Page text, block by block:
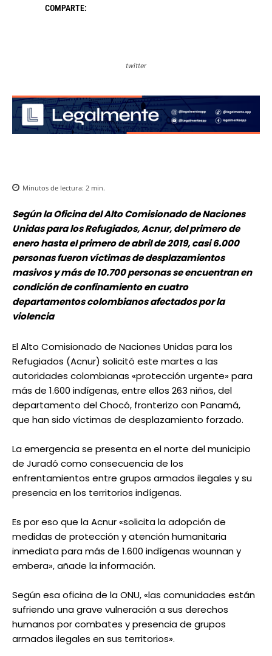
COMPARTE:
twitter
Minutos de lectura: 2 min.
Según la Oficina del Alto Comisionado de Naciones
Unidas para los Refugiados, Acnur, del primero de
enero hasta el primero de abril de 2019, casi 6.000
personas fueron víctimas de desplazamientos
masivos y más de 10.700 personas se encuentran en
condición de confinamiento en cuatro
departamentos colombianos afectados por la
violencia
El Alto Comisionado de Naciones Unidas para los
Refugiados (Acnur) solicitó este martes a las
autoridades colombianas «protección urgente» para
más de 1.600 indígenas, entre ellos 263 niños, del
departamento del Chocó, fronterizo con Panamá,
que han sido víctimas de desplazamiento forzado.
La emergencia se presenta en el norte del municipio
de Juradó como consecuencia de los
enfrentamientos entre grupos armados ilegales y su
presencia en los territorios indígenas.
Es por eso que la Acnur «solicita la adopción de
medidas de protección y atención humanitaria
inmediata para más de 1.600 indígenas wounnan y
embera», añade la información.
Según esa oficina de la ONU, «las comunidades están
sufriendo una grave vulneración a sus derechos
humanos por combates y presencia de grupos
armados ilegales en sus territorios».